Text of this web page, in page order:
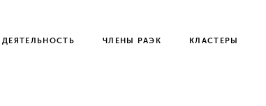
ДЕЯТЕЛЬНОСТЬ ЧЛЕНЫ РАЭК КЛАСТЕРЫ